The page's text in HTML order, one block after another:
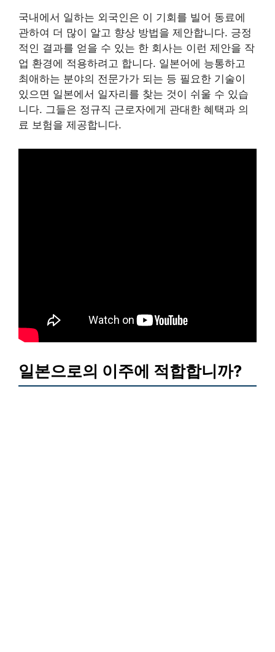
국내에서 일하는 외국인은 이 기회를 빌어 동료에
관하여 더 많이 알고 향상 방법을 제안합니다. 긍정
적인 결과를 얻을 수 있는 한 회사는 이런 제안을 작
업 환경에 적용하려고 합니다. 일본어에 능통하고
최애하는 분야의 전문가가 되는 등 필요한 기술이
있으면 일본에서 일자리를 찾는 것이 쉬울 수 있습
니다. 그들은 정규직 근로자에게 관대한 혜택과 의
료 보험을 제공합니다.
일본으로의 이주에 적합합니까?